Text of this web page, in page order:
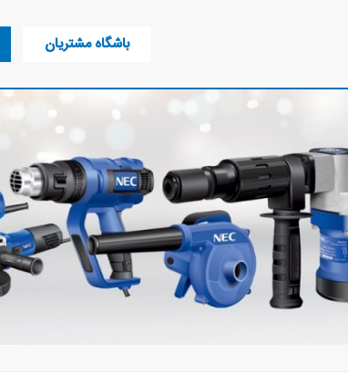
باشگاه مشتریان